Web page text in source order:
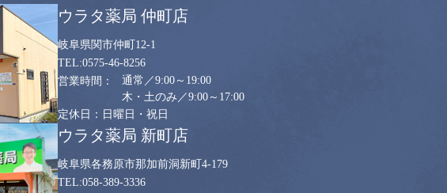
ウラタ薬局 仲町店
岐阜県関市仲町12-1
0575-46-8256
通常／9:00～19:00
木・土のみ／9:00～17:00
日曜日・祝日
ウラタ薬局 新町店
岐阜県各務原市那加前洞新町4-179
058-389-3336